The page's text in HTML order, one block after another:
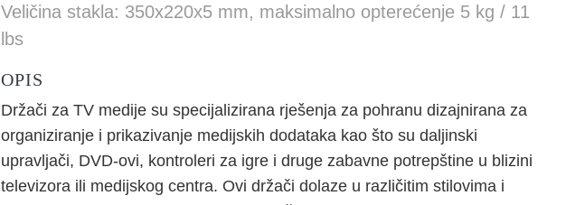
Veličina stakla: 350x220x5 mm, maksimalno opterećenje 5 kg / 11
lbs
OPIS
Držači za TV medije su specijalizirana rješenja za pohranu dizajnirana za
organiziranje i prikazivanje medijskih dodataka kao što su daljinski
upravljači, DVD-ovi, kontroleri za igre i druge zabavne potrepštine u blizini
televizora ili medijskog centra. Ovi držači dolaze u različitim stilovima i